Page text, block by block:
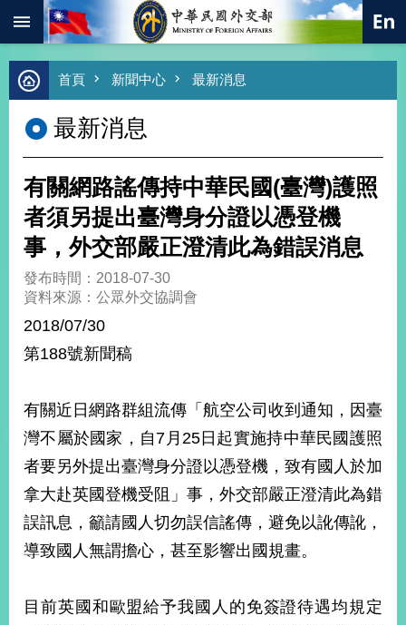
跳到主要內容區塊
進
階
尋
熱
總
合
外
交
值
經
濟
不
落
國
台
海
護
首頁 新聞中心 最新消息
最新消息
有關網路謠傳持中華民國(臺灣)護照
者須另提出臺灣身分證以憑登機
事，外交部嚴正澄清此為錯誤消息
發布時間：2018-07-30
資料來源：公眾外交協調會
2018/07/30
第188號新聞稿
有關近日網路群組流傳「航空公司收到通知，因臺
灣不屬於國家，自7月25日起實施持中華民國護照
者要另外提出臺灣身分證以憑登機，致有國人於加
拿大赴英國登機受阻」事，外交部嚴正澄清此為錯
誤訊息，籲請國人切勿誤信謠傳，避免以訛傳訛，
導致國人無謂擔心，甚至影響出國規畫。
目前英國和歐盟給予我國人的免簽證待遇均規定